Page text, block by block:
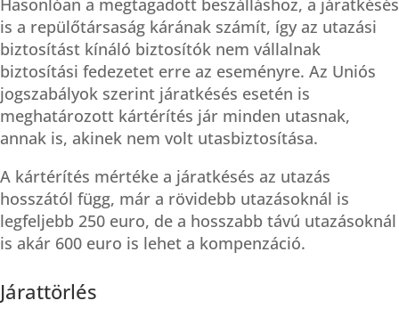
Hasonlóan a megtagadott beszálláshoz, a járatkésés
is a repülőtársaság kárának számít, így az utazási
biztosítást kínáló biztosítók nem vállalnak
biztosítási fedezetet erre az eseményre. Az Uniós
jogszabályok szerint járatkésés esetén is
meghatározott kártérítés jár minden utasnak,
annak is, akinek nem volt utasbiztosítása.
A kártérítés mértéke a járatkésés az utazás
hosszától függ, már a rövidebb utazásoknál is
legfeljebb 250 euro, de a hosszabb távú utazásoknál
is akár 600 euro is lehet a kompenzáció.
Járattörlés